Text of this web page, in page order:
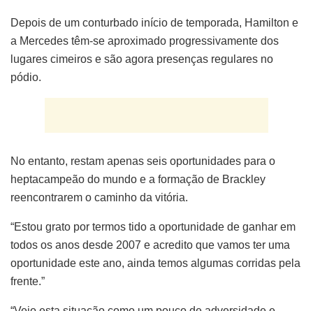
Depois de um conturbado início de temporada, Hamilton e
a Mercedes têm-se aproximado progressivamente dos
lugares cimeiros e são agora presenças regulares no
pódio.
No entanto, restam apenas seis oportunidades para o
heptacampeão do mundo e a formação de Brackley
reencontrarem o caminho da vitória.
“Estou grato por termos tido a oportunidade de ganhar em
todos os anos desde 2007 e acredito que vamos ter uma
oportunidade este ano, ainda temos algumas corridas pela
frente.”